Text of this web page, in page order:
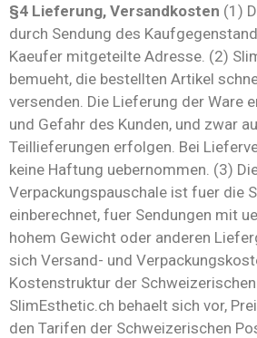
§4 Lieferung, Versandkosten (1)
durch Sendung des
Kaeufer mitgeteilte Adresse. (2)
bemueht, die bestellten Artikel
versenden. Die Lieferung der Ware
und Gefahr des Kunden, und zwar
Teillieferungen erfolgen. Bei
keine Haftung uebernommen. (3)
Verpackungspauschale ist fuer die
einberechnet, fuer Sendungen mit
hohem Gewicht oder anderen
sich Versand- und
Kostenstruktur der Schweizerischen
SlimEsthetic.ch behaelt sich vor,
den Tarifen der Schweizerischen